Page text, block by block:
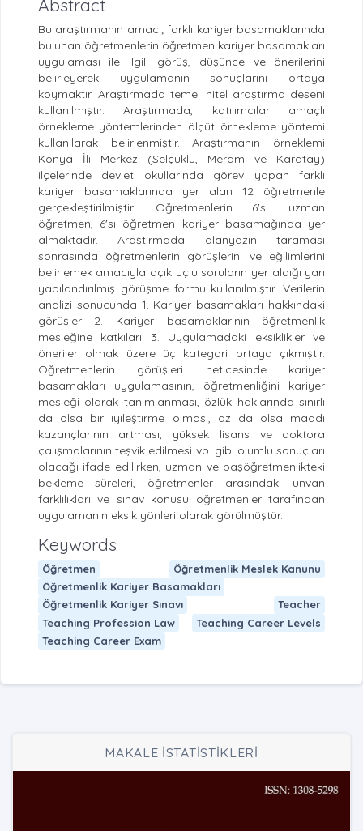
Abstract
Bu araştırmanın amacı; farklı kariyer basamaklarında
bulunan öğretmenlerin öğretmen kariyer basamakları
uygulaması ile ilgili görüş, düşünce ve önerilerini
belirleyerek uygulamanın sonuçlarını ortaya
koymaktır. Araştırmada temel nitel araştırma deseni
kullanılmıştır. Araştırmada, katılımcılar amaçlı
örnekleme yöntemlerinden ölçüt örnekleme yöntemi
kullanılarak belirlenmiştir. Araştırmanın örneklemi
Konya İli Merkez (Selçuklu, Meram ve Karatay)
ilçelerinde devlet okullarında görev yapan farklı
kariyer basamaklarında yer alan 12 öğretmenle
gerçekleştirilmiştir. Öğretmenlerin 6'sı uzman
öğretmen, 6'sı öğretmen kariyer basamağında yer
almaktadır. Araştırmada alanyazın taraması
sonrasında öğretmenlerin görüşlerini ve eğilimlerini
belirlemek amacıyla açık uçlu soruların yer aldığı yarı
yapılandırılmış görüşme formu kullanılmıştır. Verilerin
analizi sonucunda 1. Kariyer basamakları hakkındaki
görüşler 2. Kariyer basamaklarının öğretmenlik
mesleğine katkıları 3. Uygulamadaki eksiklikler ve
öneriler olmak üzere üç kategori ortaya çıkmıştır.
Öğretmenlerin görüşleri neticesinde kariyer
basamakları uygulamasının, öğretmenliğini kariyer
mesleği olarak tanımlanması, özlük haklarında sınırlı
da olsa bir iyileştirme olması, az da olsa maddi
kazançlarının artması, yüksek lisans ve doktora
çalışmalarının teşvik edilmesi vb. gibi olumlu sonuçları
olacağı ifade edilirken, uzman ve başöğretmenlikteki
bekleme süreleri, öğretmenler arasındaki unvan
farklılıkları ve sınav konusu öğretmenler tarafından
uygulamanın eksik yönleri olarak görülmüştür.
Keywords
Öğretmen
Öğretmenlik Meslek Kanunu
Öğretmenlik Kariyer Basamakları
Öğretmenlik Kariyer Sınavı
Teacher
Teaching Profession Law
Teaching Career Levels
Teaching Career Exam
MAKALE İSTATİSTİKLERİ